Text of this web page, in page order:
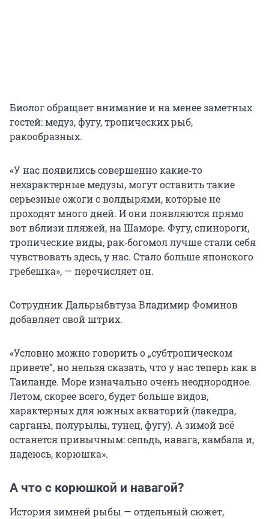
Биолог обращает внимание и на менее заметных
гостей: медуз, фугу, тропических рыб,
ракообразных.
«У нас появились совершенно какие‑то
нехарактерные медузы, могут оставить такие
серьезные ожоги с волдырями, которые не
проходят много дней. И они появляются прямо
вот вблизи пляжей, на Шаморе. Фугу, спинороги,
тропические виды, рак‑богомол лучше стали себя
чувствовать здесь, у нас. Стало больше японского
гребешка», — перечисляет он.
Сотрудник Дальрыбвтуза Владимир Фоминов
добавляет свой штрих.
«Условно можно говорить о „субтропическом
привете“, но нельзя сказать, что у нас теперь как в
Таиланде. Море изначально очень неоднородное.
Летом, скорее всего, будет больше видов,
характерных для южных акваторий (лакедра,
сарганы, полурылы, тунец, фугу). А зимой всё
останется привычным: сельдь, навага, камбала и,
надеюсь, корюшка».
А что с корюшкой и навагой?
История зимней рыбы — отдельный сюжет,